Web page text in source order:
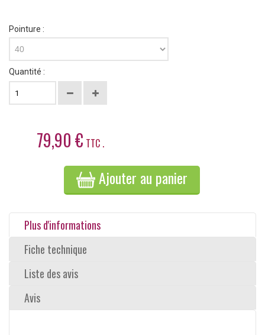
Pointure :
40
Quantité :
79,90 € TTC .
Ajouter au panier
Plus d'informations
Fiche technique
Liste des avis
Avis